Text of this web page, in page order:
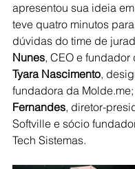
apresentou sua ideia
teve quatro minutos
dúvidas do time de
Nunes, CEO e fundador
Tyara Nascimento,
fundadora da Molde.me
Fernandes, diretor-
Softville e sócio
Tech Sistemas.